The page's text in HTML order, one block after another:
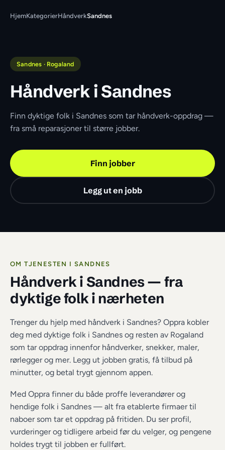
HjemKategorierHåndverkSandnes
Sandnes · Rogaland
Håndverk i Sandnes
Finn dyktige folk i Sandnes som tar håndverk-oppdrag —
fra små reparasjoner til større jobber.
Finn jobber
Legg ut en jobb
OM TJENESTEN I SANDNES
Håndverk i Sandnes — fra
dyktige folk i nærheten
Trenger du hjelp med håndverk i Sandnes? Oppra kobler
deg med dyktige folk i Sandnes og resten av Rogaland
som tar oppdrag innenfor håndverker, snekker, maler,
rørlegger og mer. Legg ut jobben gratis, få tilbud på
minutter, og betal trygt gjennom appen.
Med Oppra finner du både proffe leverandører og
hendige folk i Sandnes — alt fra etablerte firmaer til
naboer som tar et oppdrag på fritiden. Du ser profil,
vurderinger og tidligere arbeid før du velger, og pengene
holdes trygt til jobben er fullført.